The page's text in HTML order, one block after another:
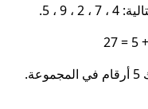
9 ، 5.